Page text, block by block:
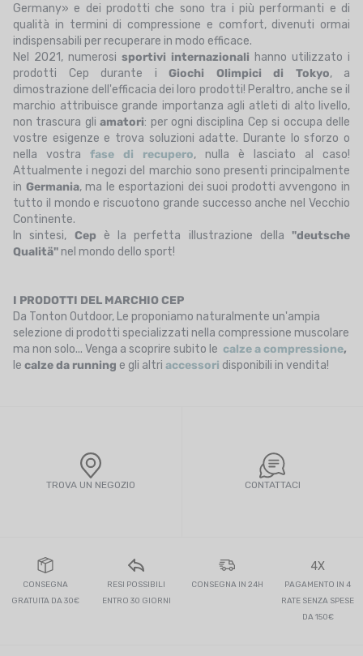
Germany» e dei prodotti che sono tra i più performanti e di
qualità in termini di compressione e comfort, divenuti ormai
indispensabili per recuperare in modo efficace.
Nel 2021, numerosi sportivi internazionali hanno utilizzato i
prodotti Cep durante i Giochi Olimpici di Tokyo, a
dimostrazione dell'efficacia dei loro prodotti! Peraltro, anche se il
marchio attribuisce grande importanza agli atleti di alto livello,
non trascura gliamatori: per ogni disciplina Cep si occupa delle
vostre esigenze e trova soluzioni adatte. Durante lo sforzo o
nella vostra fase di recupero, nulla è lasciato al caso!
Attualmente i negozi del marchio sono presenti principalmente
in Germania, ma le esportazioni dei suoi prodotti avvengono in
tutto il mondo e riscuotono grande successo anche nel Vecchio
Continente.
In sintesi, Cepè la perfetta illustrazione della "deutsche
Qualitä" nel mondo dello sport!
I PRODOTTI DEL MARCHIO CEP
Da Tonton Outdoor, Le proponiamo naturalmente un'ampia
selezione di prodotti specializzati nella compressione muscolare
ma non solo... Venga a scoprire subito le calze a compressione,
le calze da running e gli altri accessori disponibili in vendita!
TROVA UN NEGOZIO CONTATTACI
CONSEGNA
GRATUITA DA 30€
RESI POSSIBILI
ENTRO 30 GIORNI
CONSEGNA IN 24H
4X
PAGAMENTO IN 4
RATE SENZA SPESE
DA 150€